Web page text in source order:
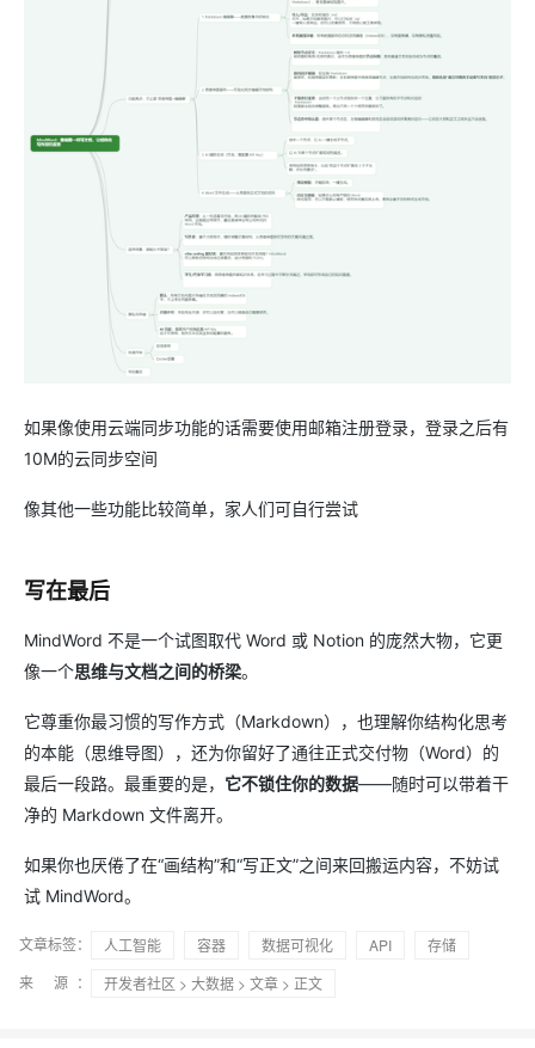
如果像使用云端同步功能的话需要使用邮箱注册登录，登录之后有
10M的云同步空间
像其他一些功能比较简单，家人们可自行尝试
写在最后
MindWord 不是一个试图取代 Word 或 Notion 的庞然大物，它更
像一个思维与文档之间的桥梁。
它尊重你最习惯的写作方式（Markdown），也理解你结构化思考
的本能（思维导图），还为你留好了通往正式交付物（Word）的
最后一段路。最重要的是， 它不锁住你的数据——随时可以带着干
净的 Markdown 文件离开。
如果你也厌倦了在“画结构”和“写正文”之间来回搬运内容，不妨试
试 MindWord。
文章标签： 人工智能 容器 数据可视化 API
存储
来 源：
开发者社区 > 大数据 > 文章 > 正文